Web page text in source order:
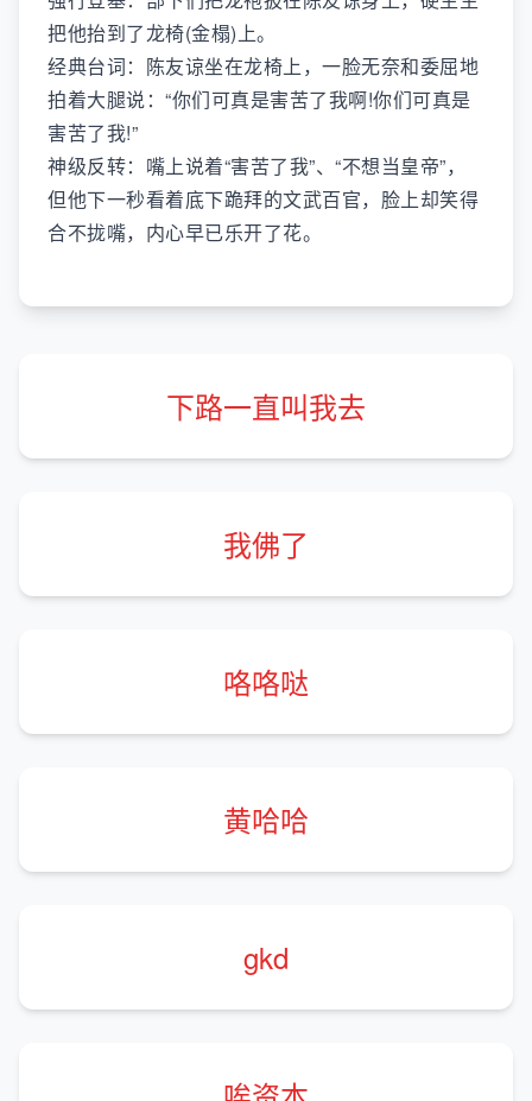
把他抬到了龙椅(金榻)上。
经典台词：陈友谅坐在龙椅上，一脸无奈和委屈地
拍着大腿说：“你们可真是害苦了我啊!你们可真是
害苦了我!”
神级反转：嘴上说着“害苦了我”、“不想当皇帝”，
但他下一秒看着底下跪拜的文武百官，脸上却笑得
合不拢嘴，内心早已乐开了花。
下路一直叫我去
我佛了
咯咯哒
黄哈哈
gkd